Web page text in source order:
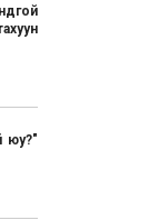
юу?"